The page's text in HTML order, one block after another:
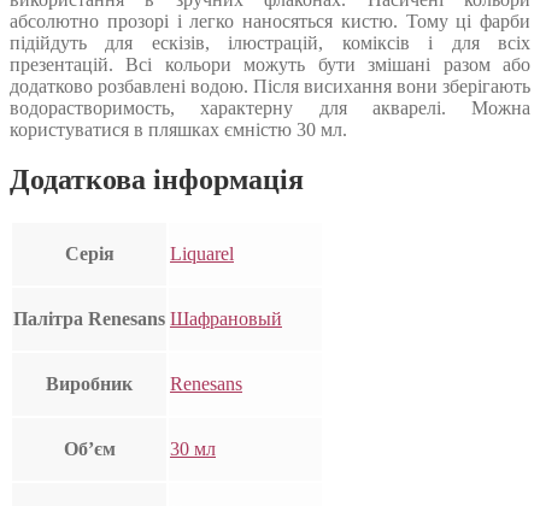
абсолютно прозорі і легко наносяться кистю. Тому ці фарби
підійдуть для ескізів, ілюстрацій, коміксів і для всіх
презентацій. Всі кольори можуть бути змішані разом або
додатково розбавлені водою. Після висихання вони зберігають
водорастворимость, характерну для акварелі. Можна
користуватися в пляшках ємністю 30 мл.
Додаткова інформація
Серія Liquarel
Палітра Renesans Шафрановый
Виробник Renesans
Об’єм 30 мл